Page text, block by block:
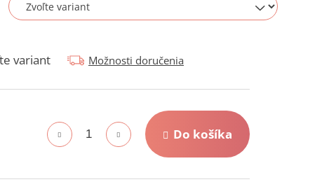
variant Možnosti doručenia
Do košíka